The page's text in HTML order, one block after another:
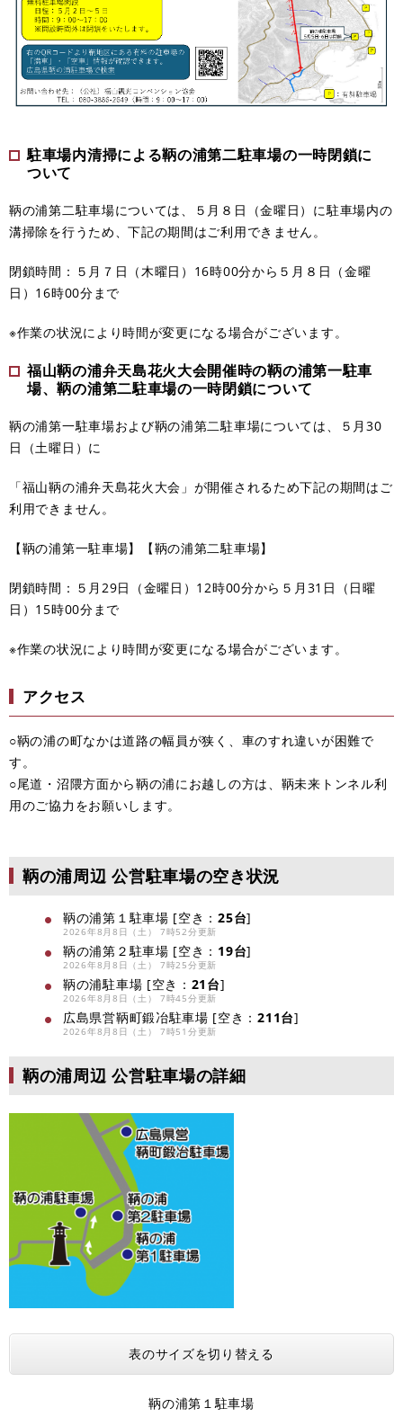
駐車場内清掃による鞆の浦第二駐車場の一時閉鎖に
ついて
鞆の浦第二駐車場については、５月８日（金曜日）に駐車場内の
溝掃除を行うため、下記の期間はご利用できません。
閉鎖時間：５月７日（木曜日）16時00分から５月８日（金曜
日）16時00分まで
※作業の状況により時間が変更になる場合がございます。
福山鞆の浦弁天島花火大会開催時の鞆の浦第一駐車
場、鞆の浦第二駐車場の一時閉鎖について
鞆の浦第一駐車場および鞆の浦第二駐車場については、５月30
日（土曜日）に
「福山鞆の浦弁天島花火大会」が開催されるため下記の期間はご
利用できません。
【鞆の浦第一駐車場】【鞆の浦第二駐車場】
閉鎖時間：５月29日（金曜日）12時00分から５月31日（日曜
日）15時00分まで
※作業の状況により時間が変更になる場合がございます。
アクセス
○鞆の浦の町なかは道路の幅員が狭く、車のすれ違いが困難で
す。
○尾道・沼隈方面から鞆の浦にお越しの方は、鞆未来トンネル利
用のご協力をお願いします。
鞆の浦周辺 公営駐車場の空き状況
鞆の浦第１駐車場 [空き：25台]
2026年8月8日（土） 7時52分更新
鞆の浦第２駐車場 [空き： 19台]
2026年8月8日（土） 7時25分更新
鞆の浦駐車場 [空き： 21台]
2026年8月8日（土） 7時45分更新
広島県営鞆町鍛冶駐車場 [空き：211台]
2026年8月8日（土） 7時51分更新
鞆の浦周辺 公営駐車場の詳細
表のサイズを切り替える
鞆の浦第１駐車場